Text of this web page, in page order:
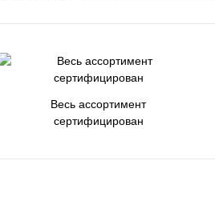
Весь ассортимент
сертифицирован